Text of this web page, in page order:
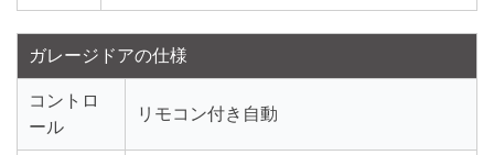
ガレージドアの仕様
コントロ
ール
リモコン付き自動